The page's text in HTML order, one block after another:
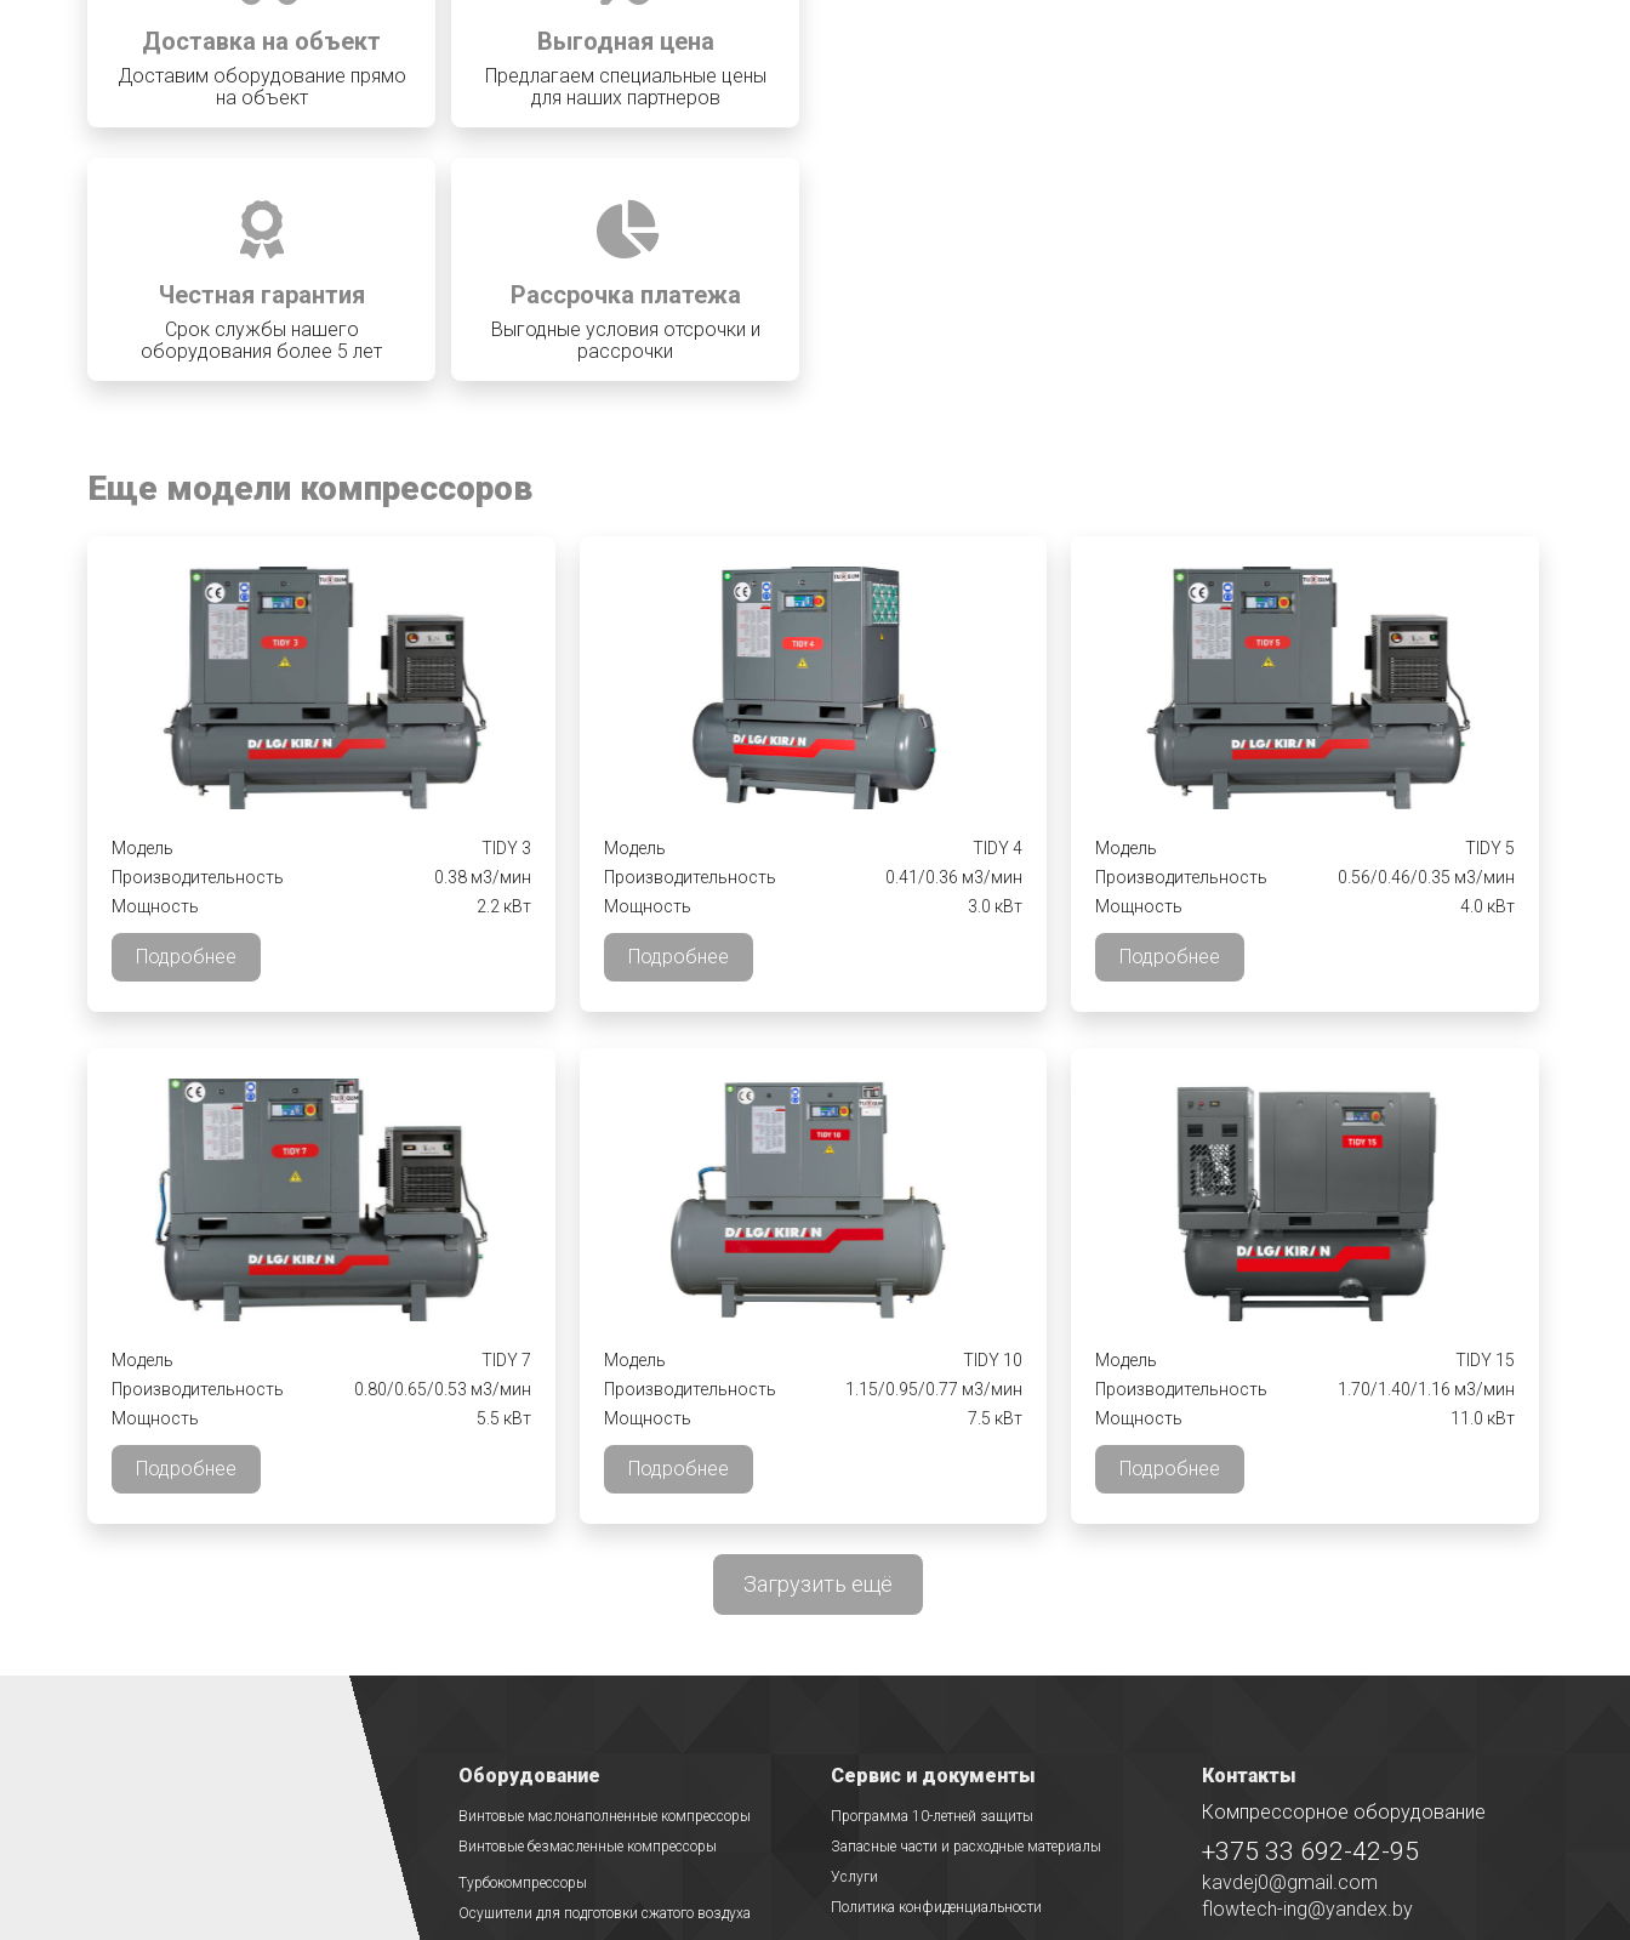
Доставка на объект
Доставим оборудование прямо
на объект
Выгодная цена
Предлагаем специальные цены
для наших партнеров
Честная гарантия
Срок службы нашего
оборудования более 5 лет
Рассрочка платежа
Выгодные условия отсрочки и
рассрочки
Еще модели компрессоров
Модель
TIDY 3
Производительность
0.38 м3/мин
Мощность
2.2 кВт
Подробнее
Модель
TIDY 4
Производительность
0.41/0.36 м3/мин
Мощность
3.0 кВт
Подробнее
Модель
TIDY 5
Производительность
0.56/0.46/0.35 м3/мин
Мощность
4.0 кВт
Подробнее
Модель
TIDY 7
Производительность
0.80/0.65/0.53 м3/мин
Мощность
5.5 кВт
Подробнее
Модель
TIDY 10
Производительность
1.15/0.95/0.77 м3/мин
Мощность
7.5 кВт
Подробнее
Модель
TIDY 15
Производительность
1.70/1.40/1.16 м3/мин
Мощность
11.0 кВт
Подробнее
Загрузить ещё
Оборудование
Винтовые маслонаполненные компрессоры
Винтовые безмасленные компрессоры
Турбокомпрессоры
Осушители для подготовки сжатого воздуха
Сервис и документы
Программа 10-летней защиты
Запасные части и расходные материалы
Услуги
Политика конфиденциальности
Контакты
Компрессорное оборудование
+375 33 692-42-95
kavdej0@gmail.com
flowtech-ing@yandex.by